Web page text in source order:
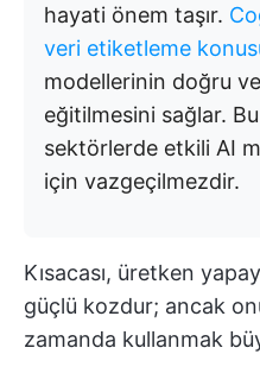
hayati önem taşır.
veri etiketleme
modellerinin doğru
eğitilmesini sağlar.
sektörlerde etkili AI
için vazgeçilmezdir.
Kısacası, üretken
güçlü kozdur; ancak
zamanda kullanmak